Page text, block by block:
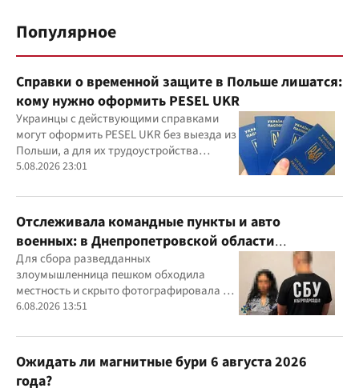
Популярное
Справки о временной защите в Польше лишатся:
кому нужно оформить PESEL UKR
Украинцы с действующими справками
могут оформить PESEL UKR без выезда из
Польши, а для их трудоустройства
действуют отдельные правила
5.08.2026 23:01
Отслеживала командные пункты и авто
военных: в Днепропетровской области
задержали агентку ФСБ
Для сбора разведданных
злоумышленница пешком обходила
местность и скрыто фотографировала и
обозначала на гугл-картах объекты
6.08.2026 13:51
Ожидать ли магнитные бури 6 августа 2026
года?